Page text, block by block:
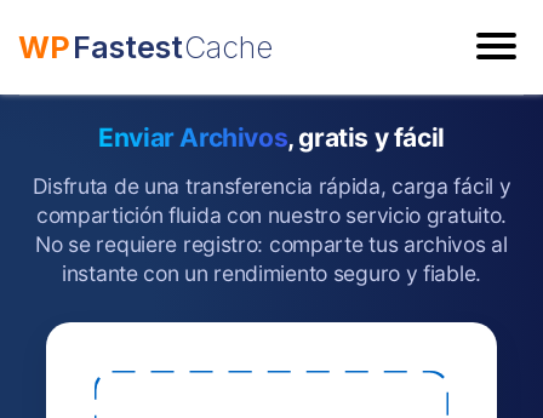
WPFastestCache
Enviar Archivos, gratis y fácil
Disfruta de una transferencia rápida, carga fácil y
compartición fluida con nuestro servicio gratuito.
No se requiere registro: comparte tus archivos al
instante con un rendimiento seguro y fiable.